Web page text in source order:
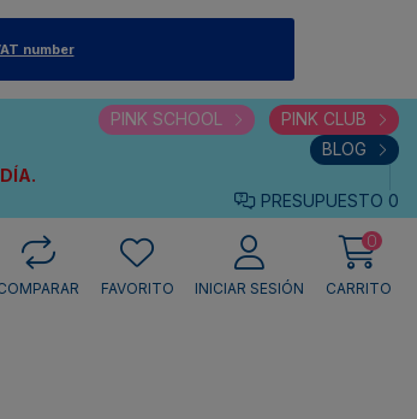
number
PINK SCHOOL
PINK CLUB
BLOG
PRESUPUESTO 0
FAVORITO INICIAR SESIÓN
0
CARRITO